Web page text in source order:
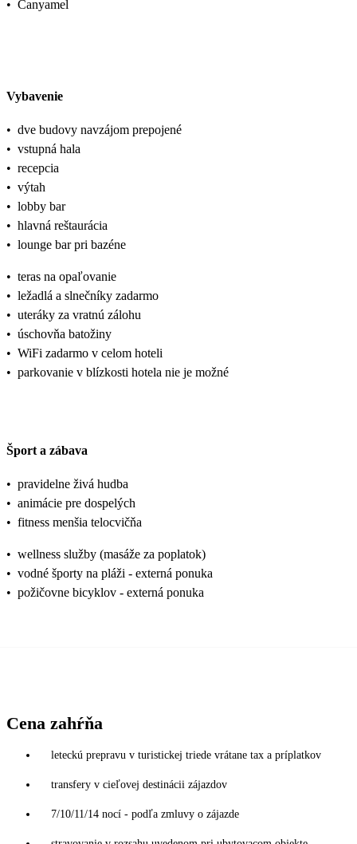
• Canyamel
Vybavenie
• dve budovy navzájom prepojené
• vstupná hala
• recepcia
• výtah
• lobby bar
• hlavná reštaurácia
• lounge bar pri bazéne
• teras na opaľovanie
• ležadlá a slnečníky zadarmo
• uteráky za vratnú zálohu
• úschovňa batožiny
• WiFi zadarmo v celom hoteli
• parkovanie v blízkosti hotela nie je možné
Šport a zábava
• pravidelne živá hudba
• animácie pre dospelých
• fitness menšia telocvičňa
• wellness služby (masáže za poplatok)
• vodné športy na pláži - externá ponuka
• požičovne bicyklov - externá ponuka
Cena zahŕňa
leteckú prepravu v turistickej triede vrátane tax a príplatkov
transfery v cieľovej destinácii zájazdov
7/10/11/14 nocí - podľa zmluvy o zájazde